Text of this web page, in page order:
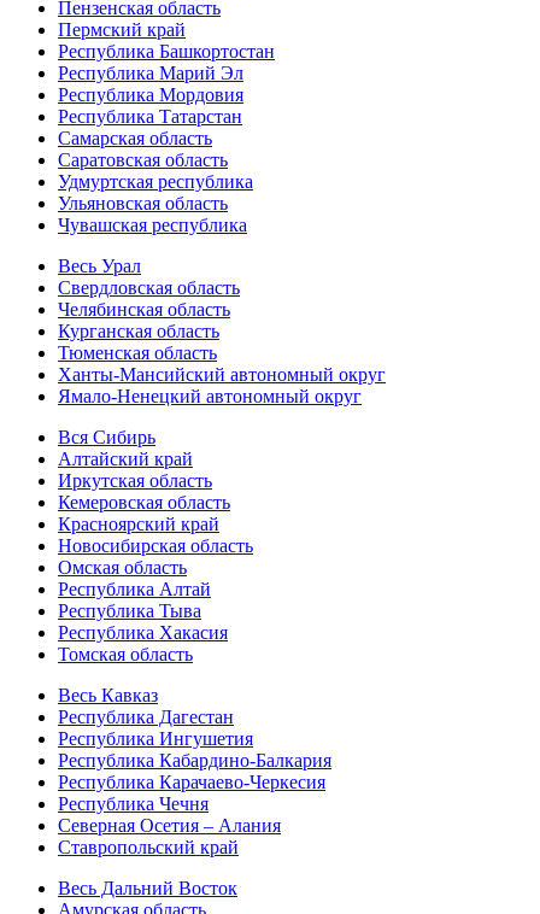
Пензенская область
Пермский край
Республика Башкортостан
Республика Марий Эл
Республика Мордовия
Республика Татарстан
Самарская область
Саратовская область
Удмуртская республика
Ульяновская область
Чувашская республика
Весь Урал
Свердловская область
Челябинская область
Курганская область
Тюменская область
Ханты-Мансийский автономный округ
Ямало-Ненецкий автономный округ
Вся Сибирь
Алтайский край
Иркутская область
Кемеровская область
Красноярский край
Новосибирская область
Омская область
Республика Алтай
Республика Тыва
Республика Хакасия
Томская область
Весь Кавказ
Республика Дагестан
Республика Ингушетия
Республика Кабардино-Балкария
Республика Карачаево-Черкесия
Республика Чечня
Северная Осетия – Алания
Ставропольский край
Весь Дальний Восток
Амурская область